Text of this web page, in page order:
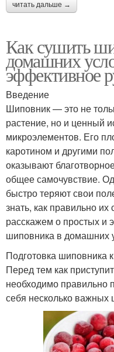
читать дальше →
Как сушить
домашних
эффективное
Введение
Шиповник — это не
растение, но и ценный
микроэлементов. Его
каротином и другими
оказывают
общее самочувствие.
быстро теряют свои
знать, как правильно
расскажем о простых и
шиповника в домашних
Подготовка шиповника
Перед тем как
необходимо правильно
себя несколько важных